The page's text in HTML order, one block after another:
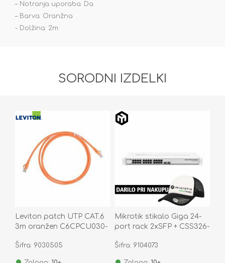
– Notranja uporaba: Da
– Barva: Oranžna
- Dolžina: 2m
SORODNI IZDELKI
Leviton patch UTP CAT.6
3m oranžen C6CPCU030-
Šifra: 9030505
Mikrotik stikalo Giga 24-
port rack 2xSFP + CSS326-
Šifra: 9104073